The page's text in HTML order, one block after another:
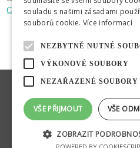
CZ
EN |PL | RU
Programový kód a datová
souladu s našimi zásadami
souborů cookie. Více informací
NEZBYTNĚ NUTNÉ
VÝKONOVÉ SOUBORY
NEZAŘAZENÉ SOUBORY
VŠE PŘIJMOUT VŠE
ZOBRAZIT